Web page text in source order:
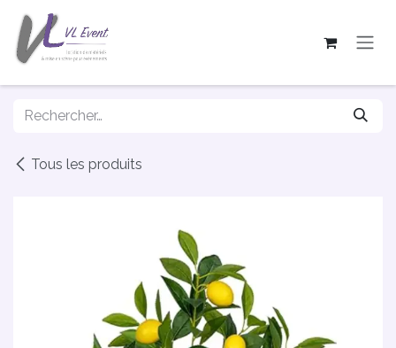
Se rendre au contenu
Tous les produits